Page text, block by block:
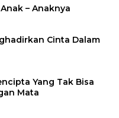
– Anaknya
Cinta Dalam
Yang Tak Bisa
Mata